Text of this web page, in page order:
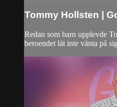
Tommy Hollsten |
Redan som barn upplevde
beroendet lät inte vänta på